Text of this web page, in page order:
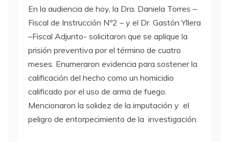
En la audiencia de hoy, la Dra. Daniela Torres –
Fiscal de Instrucción Nº2 – y el Dr. Gastón Yllera
–Fiscal Adjunto- solicitaron que se aplique la
prisión preventiva por el término de cuatro
meses. Enumeraron evidencia para sostener la
calificación del hecho como un homicidio
calificado por el uso de arma de fuego.
Mencionaron la solidez de la imputación y el
peligro de entorpecimiento de la investigación.